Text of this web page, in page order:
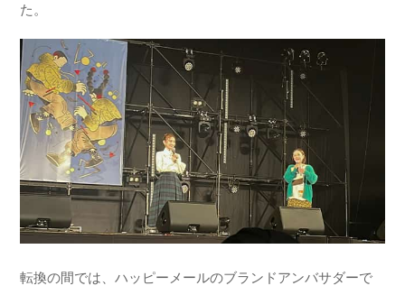
た。
転換の間では、ハッピーメールのブランドアンバサダーで